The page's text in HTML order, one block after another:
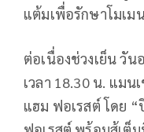
แต้มเพื่อรักษาโมเ
ต่อเนื่องช่วงเย็น วั
เวลา 18.30 น. แมน
แฮม ฟอเรสต์ โดย